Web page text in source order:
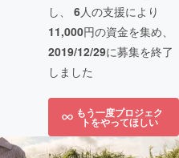
し、 6人の支援により
11,000円の資金を集め、
2019/12/29に募集を終了
しました
もう一度プロジェク
トをやってほしい